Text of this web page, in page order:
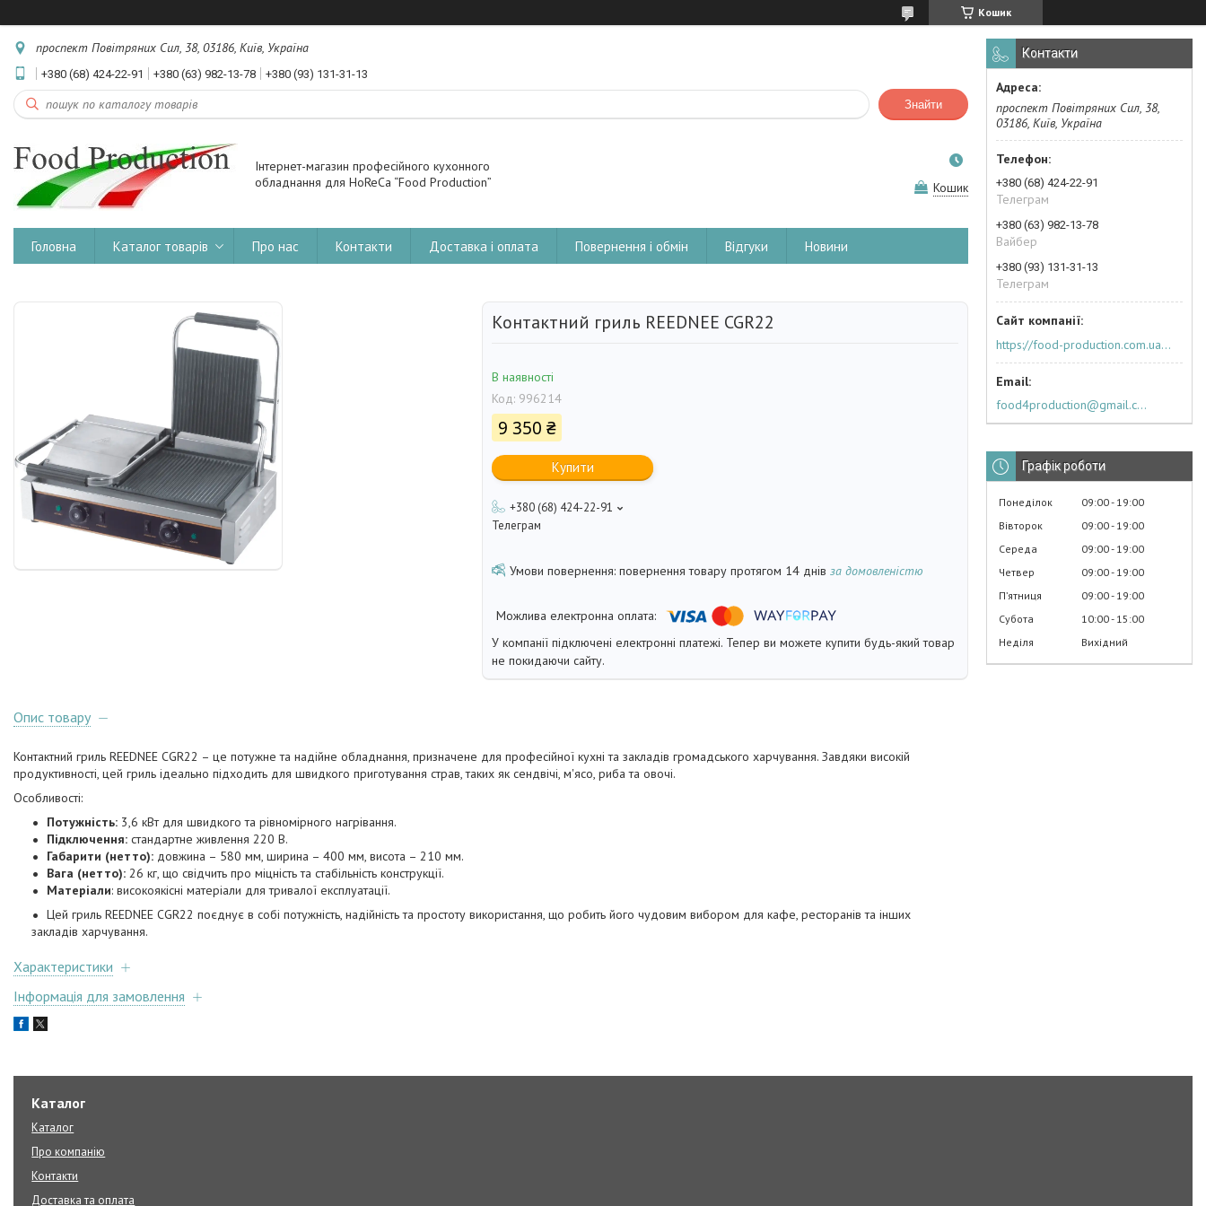
Кошик
проспект Повітряних Сил, 38, 03186, Київ, Україна
+380 (68) 424-22-91 +380 (63) 982-13-78 +380 (93) 131-31-13
Знайти
Інтернет-магазин професійного кухонного
обладнання для HoReCa “Food Production”
Кошик
Головна Каталог товарів Про нас Контакти Доставка і оплата Повернення і обмін Відгуки Новини
Контактний гриль REEDNEE CGR22
В наявності
Код: 996214
9 350 ₴
Купити
+380 (68) 424-22-91
Телеграм
повернення товару протягом 14 днів за домовленістю
У компанії підключені електронні платежі. Тепер ви можете купити будь-який товар
не покидаючи сайту.
Опис товару
Контактний гриль REEDNEE CGR22 – це потужне та надійне обладнання, призначене для професійної кухні та закладів громадського харчування. Завдяки високій
продуктивності, цей гриль ідеально підходить для швидкого приготування страв, таких як сендвічі, м'ясо, риба та овочі.
Особливості:
Потужність: 3,6 кВт для швидкого та рівномірного нагрівання.
Підключення: стандартне живлення 220 В.
Габарити (нетто): довжина – 580 мм, ширина – 400 мм, висота – 210 мм.
Вага (нетто): 26 кг, що свідчить про міцність та стабільність конструкції.
Матеріали: високоякісні матеріали для тривалої експлуатації.
Цей гриль REEDNEE CGR22 поєднує в собі потужність, надійність та простоту використання, що робить його чудовим вибором для кафе, ресторанів та інших
закладів харчування.
Характеристики
Інформація для замовлення
Контакти
проспект Повітряних Сил, 38,
03186, Київ, Україна
+380 (68) 424-22-91
Телеграм
+380 (63) 982-13-78
Вайбер
+380 (93) 131-31-13
Телеграм
https://food-production.com.ua/ua/
food4production@gmail.com
Графік роботи
Понеділок 09:00 19:00
Вівторок
09:00 19:00
Середа
09:00 19:00
Четвер
09:00 19:00
Пʼятниця
09:00 19:00
Субота
10:00 15:00
Неділя
Вихідний
Каталог
Каталог
Про компанію
Контакти
Доставка та оплата